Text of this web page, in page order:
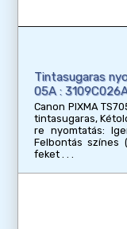
Tintasugaras
05A :
Canon PIXMA
tintasugaras,
re nyomtatás:
Felbontás színes
feket